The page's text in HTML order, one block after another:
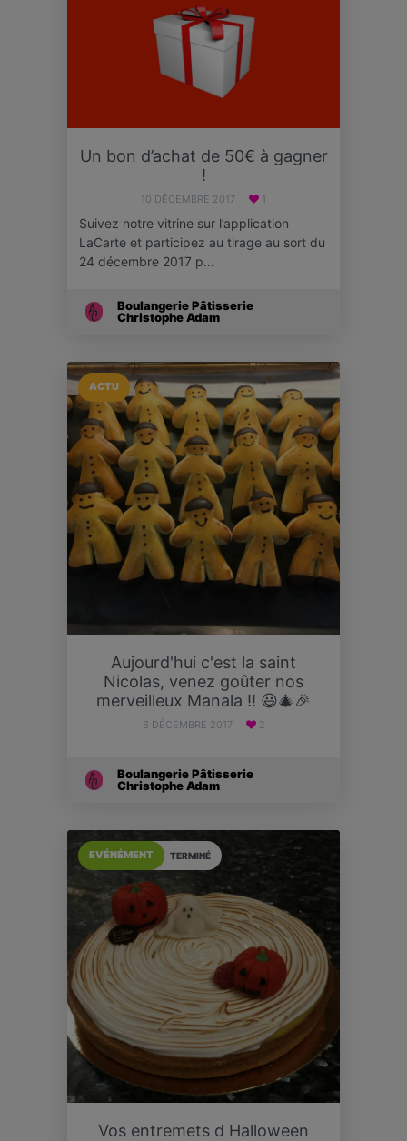
Un bon d’achat de 50€ à gagner
!
10 DÉCEMBRE 2017 1
Suivez notre vitrine sur l’application
LaCarte et participez au tirage au sort du
24 décembre 2017 p…
Boulangerie Pâtisserie
Christophe Adam
ACTU
Aujourd'hui c'est la saint
Nicolas, venez goûter nos
merveilleux Manala !! 😃🎄🎉
6 DÉCEMBRE 2017 2
Boulangerie Pâtisserie
Christophe Adam
TERMINÉ
EVÉNÉMENT
Vos entremets d Halloween